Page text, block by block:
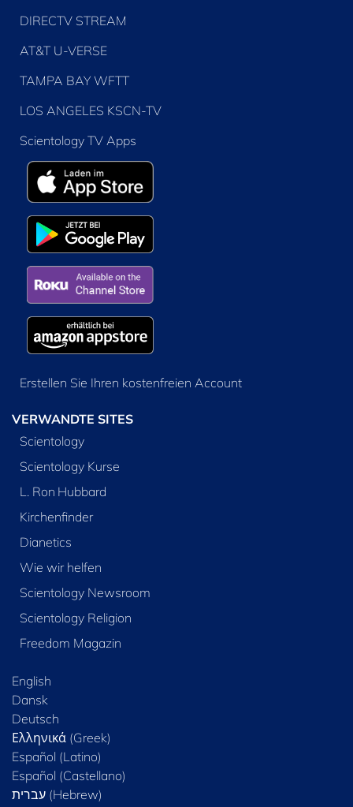
DIRECTV STREAM
AT&T U-VERSE
TAMPA BAY WFTT
LOS ANGELES KSCN-TV
Scientology TV Apps
Erstellen Sie Ihren kostenfreien Account
VERWANDTE SITES
Scientology
Scientology Kurse
L. Ron Hubbard
Kirchenfinder
Dianetics
Wie wir helfen
Scientology Newsroom
Scientology Religion
Freedom Magazin
English
Dansk
Deutsch
Ελληνικά (Greek)
Español (Latino)
Español (Castellano)